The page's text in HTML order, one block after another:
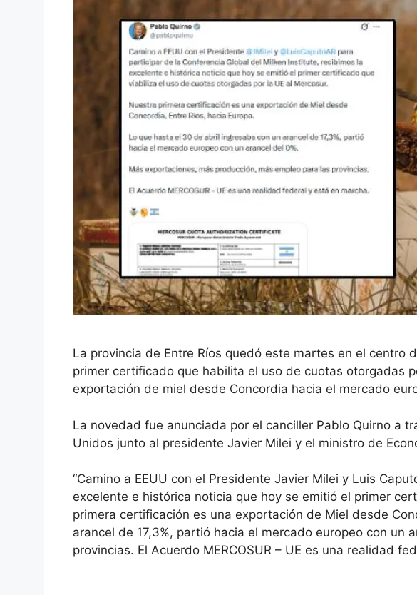
La provincia de Entre Ríos quedó este martes en el centro
primer certificado que habilita el uso de cuotas otorgadas
exportación de miel desde Concordia hacia el mercado
La novedad fue anunciada por el canciller Pablo Quirno a
Unidos junto al presidente Javier Milei y el ministro de
“Camino a EEUU con el Presidente Javier Milei y Luis
excelente e histórica noticia que hoy se emitió el primer
primera certificación es una exportación de Miel desde
arancel de 17,3%, partió hacia el mercado europeo con un
provincias. El Acuerdo MERCOSUR – UE es una realidad